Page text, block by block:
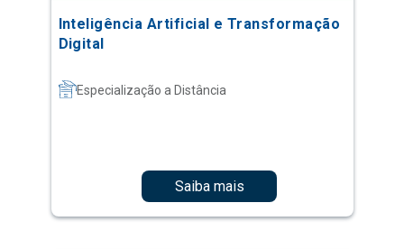
Inteligência Artificial e Transformação
Digital
Especialização a Distância
Saiba mais